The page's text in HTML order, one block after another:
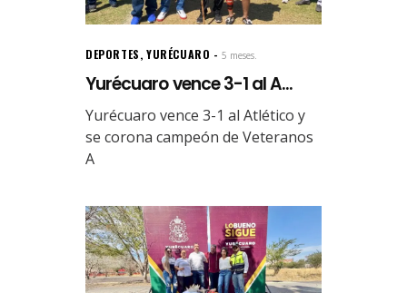
DEPORTES,YURÉCUARO 5 meses.
Yurécuaro vence 3-1 al A...
Yurécuaro vence 3-1 al Atlético y
se corona campeón de Veteranos
A